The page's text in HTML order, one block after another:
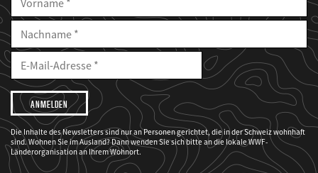
Vorname
Nachname
E-
Mailadresse
E-
Adresse
Ich
möchte,
dass
der
WWF
mich
über
seine
Projekte
informiert.
Die Inhalte des Newsletters sind nur an Personen gerichtet, die in der Schweiz wohnhaft
sind. Wohnen Sie im Ausland? Dann wenden Sie sich bitte an die lokale WWF-
Länderorganisation an Ihrem Wohnort.